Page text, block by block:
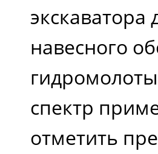
навесного
спектр
отметить